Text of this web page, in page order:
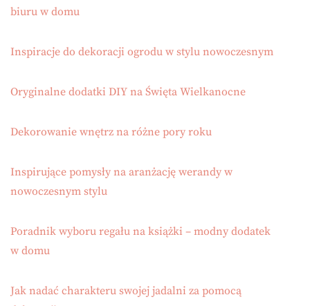
biuru w domu
Inspiracje do dekoracji ogrodu w stylu nowoczesnym
Oryginalne dodatki DIY na Święta Wielkanocne
Dekorowanie wnętrz na różne pory roku
Inspirujące pomysły na aranżację werandy w
nowoczesnym stylu
Poradnik wyboru regału na książki – modny dodatek
w domu
Jak nadać charakteru swojej jadalni za pomocą